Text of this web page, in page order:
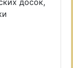
досок,